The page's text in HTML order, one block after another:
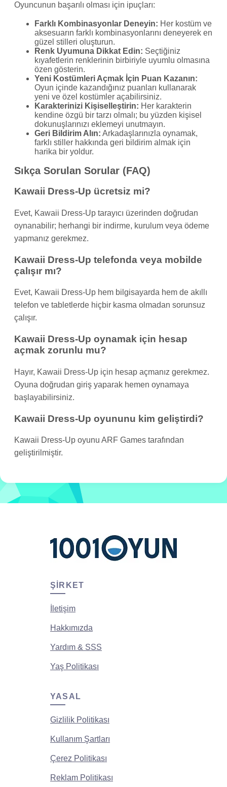
Oyuncunun başarılı olması için ipuçları:
Farklı Kombinasyonlar Deneyin: Her kostüm ve
aksesuarın farklı kombinasyonlarını deneyerek en
güzel stilleri oluşturun.
Renk Uyumuna Dikkat Edin: Seçtiğiniz
kıyafetlerin renklerinin birbiriyle uyumlu olmasına
özen gösterin.
Yeni Kostümleri Açmak İçin Puan Kazanın:
Oyun içinde kazandığınız puanları kullanarak
yeni ve özel kostümler açabilirsiniz.
Karakterinizi Kişiselleştirin: Her karakterin
kendine özgü bir tarzı olmalı; bu yüzden kişisel
dokunuşlarınızı eklemeyi unutmayın.
Geri Bildirim Alın: Arkadaşlarınızla oynamak,
farklı stiller hakkında geri bildirim almak için
harika bir yoldur.
Sıkça Sorulan Sorular (FAQ)
Kawaii Dress-Up ücretsiz mi?
Evet, Kawaii Dress-Up tarayıcı üzerinden doğrudan
oynanabilir; herhangi bir indirme, kurulum veya ödeme
yapmanız gerekmez.
Kawaii Dress-Up telefonda veya mobilde
çalışır mı?
Evet, Kawaii Dress-Up hem bilgisayarda hem de akıllı
telefon ve tabletlerde hiçbir kasma olmadan sorunsuz
çalışır.
Kawaii Dress-Up oynamak için hesap
açmak zorunlu mu?
Hayır, Kawaii Dress-Up için hesap açmanız gerekmez.
Oyuna doğrudan giriş yaparak hemen oynamaya
başlayabilirsiniz.
Kawaii Dress-Up oyununu kim geliştirdi?
Kawaii Dress-Up oyunu ARF Games tarafından
geliştirilmiştir.
ŞIRKET
İletişim
Hakkımızda
Yardım & SSS
Yaş Politikası
YASAL
Gizlilik Politikası
Kullanım Şartları
Çerez Politikası
Reklam Politikası